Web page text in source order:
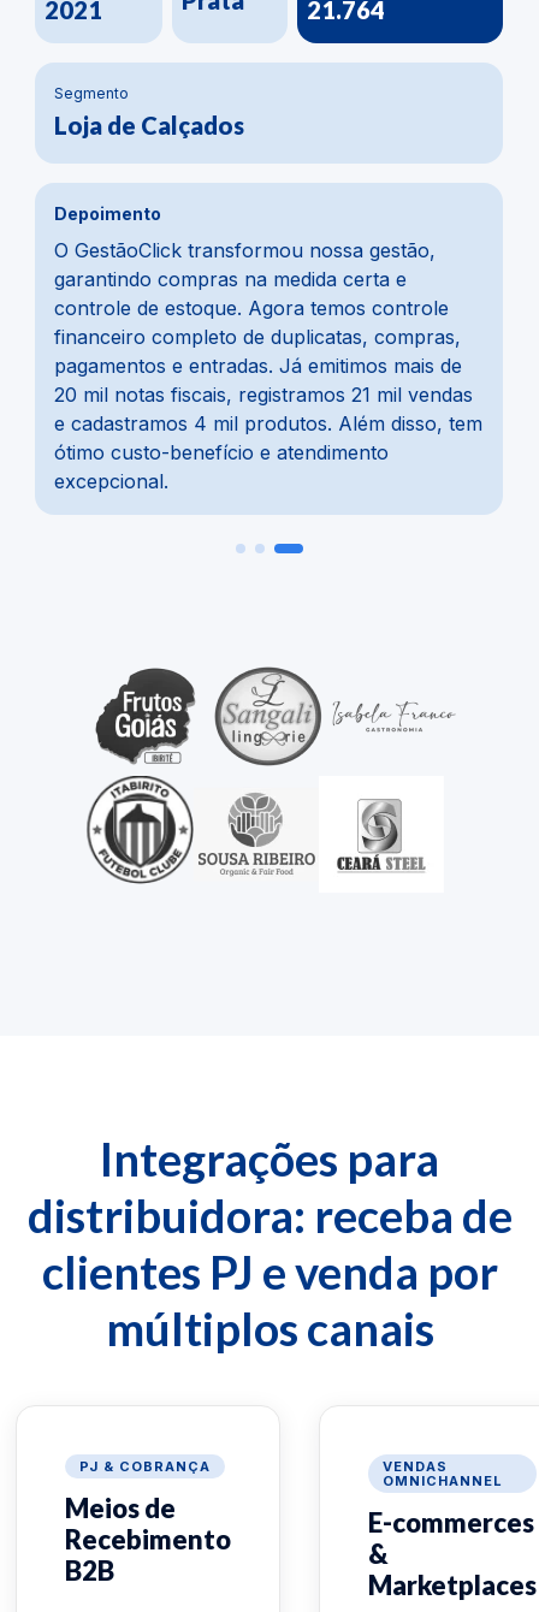
gestão,
e
controle
compras,
mais de
mil vendas
disso, tem
2020
Materiais de construção
Na parte financeira, a mudança foi
para o vinho, melhoramos cerca de
Usávamos um ERP defasado, e com
GestãoClick tudo ficou mais
automático. O módulo de pedidos e
prático, e o módulo de compras é
meus preferidos, pois importa
com o financeiro e agiliza todo o
Integrações para
distribuidora: receba de
clientes PJ e venda por
múltiplos canais
PJ & COBRANÇA
Meios de
Recebimento
B2B
VENDAS
OMNICHANNEL
E-commerces
&
Marketplaces